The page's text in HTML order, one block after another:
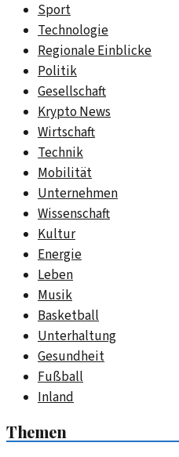
Sport
Technologie
Regionale Einblicke
Politik
Gesellschaft
Krypto News
Wirtschaft
Technik
Mobilität
Unternehmen
Wissenschaft
Kultur
Energie
Leben
Musik
Basketball
Unterhaltung
Gesundheit
Fußball
Inland
Themen